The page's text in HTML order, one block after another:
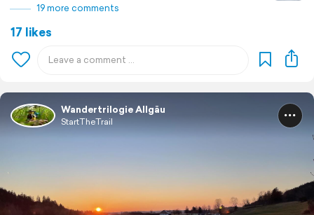
19 more comments
17 likes
Wandertrilogie Allgäu
StartTheTrail